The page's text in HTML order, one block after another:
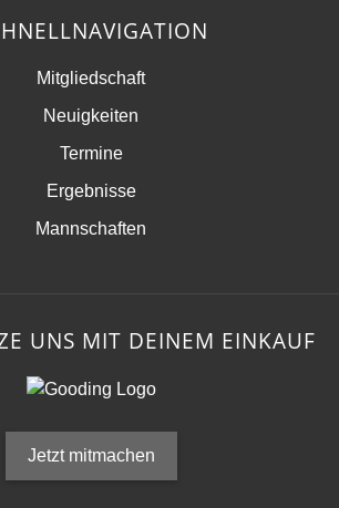
Mitgliedschaft
Neuigkeiten
Termine
Ergebnisse
Mannschaften
UNS MIT DEINEM EINKAUF
Jetzt mitmachen